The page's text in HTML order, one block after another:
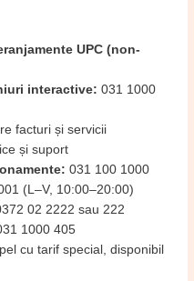
UPC (non-
interactive: 031 1000
facturi și servicii
și suport
031 100 1000
(L–V, 10:00–20:00)
02 2222 sau 222
1000 405
cu tarif special, disponibil